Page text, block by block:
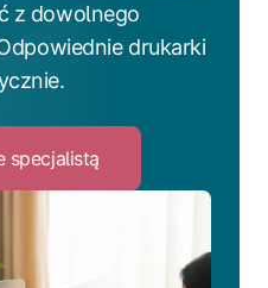
z dowolnego
drukarki
specjalistą
to